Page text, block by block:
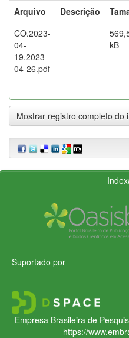
Arquivo
Descrição
CO.2023-
04-
19.2023-
04-26.pdf
kB
Mostrar registro completo do
Suportado por
Empresa Brasileira de
https://